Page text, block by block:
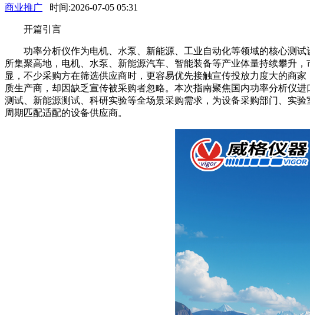
商业推广 时间:2026-07-05 05:31
开篇引言
功率分析仪作为电机、水泵、新能源、工业自动化等领域的核心测试
所集聚高地，电机、水泵、新能源汽车、智能装备等产业体量持续攀升
显，不少采购方在筛选供应商时，更容易优先接触宣传投放力度大的商
质生产商，却因缺乏宣传被采购者忽略。本次指南聚焦国内功率分析仪
测试、新能源测试、科研实验等全场景采购需求，为设备采购部门、实
周期匹配适配的设备供应商。